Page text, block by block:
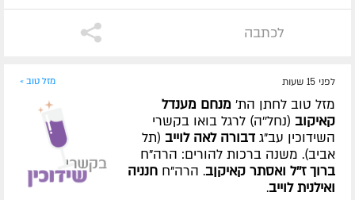
לכתבה
לפני 15 שעות מזל טוב »
מזל טוב לחתן הת' מנחם מענדל
קאיקוב (נחל''ה) לרגל בואו בקשרי
השידוכין עב"ג דבורה לאה לוייב (תל
אביב). משנה ברכות להורים: הרה"ח
ברוך ז''ל ואסתר קאיקןב. הרה"ח חנניה
ואילנית לוייב.